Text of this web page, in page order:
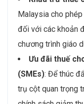
Malaysia cho
đối với các khoản
chương trình giáo
Ưu đãi thuế
(SMEs): Để thúc
trụ cột quan trọng